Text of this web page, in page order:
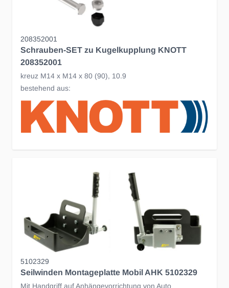
208352001
Schrauben-SET zu Kugelkupplung KNOTT
208352001
kreuz M14 x M14 x 80 (90), 10.9
bestehend aus:
5102329
Seilwinden Montageplatte Mobil AHK 5102329
Mit Handgriff auf Anhängevorrichtung von Auto